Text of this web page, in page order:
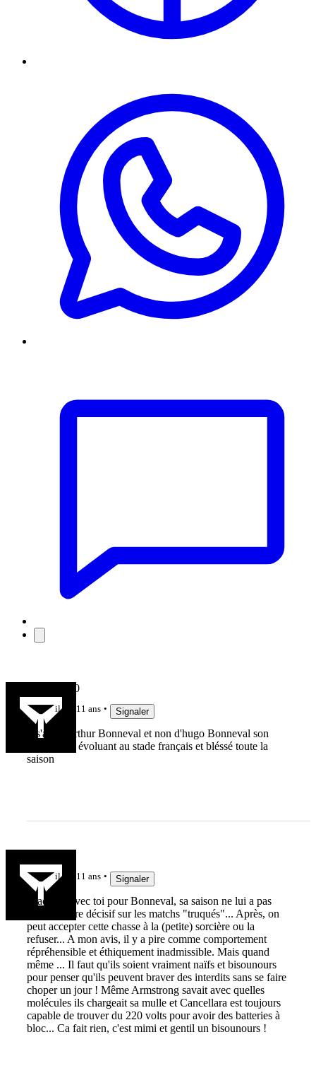
johan63540
il y a 11 ans Signaler
Il s'agit d'arthur Bonneval et non d'hugo Bonneval son
grand frère évoluant au stade français et bléssé toute la
saison
il y a 11 ans Signaler
D'accord avec toi pour Bonneval, sa saison ne lui a pas
permis d'être décisif sur les matchs "truqués"... Après, on
peut accepter cette chasse à la (petite) sorcière ou la
refuser... A mon avis, il y a pire comme comportement
répréhensible et éthiquement inadmissible. Mais quand
même ... Il faut qu'ils soient vraiment naïfs et bisounours
pour penser qu'ils peuvent braver des interdits sans se faire
choper un jour ! Même Armstrong savait avec quelles
molécules ils chargeait sa mulle et Cancellara est toujours
capable de trouver du 220 volts pour avoir des batteries à
bloc... Ca fait rien, c'est mimi et gentil un bisounours !